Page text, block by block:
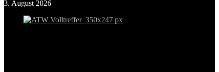
3. August 2026